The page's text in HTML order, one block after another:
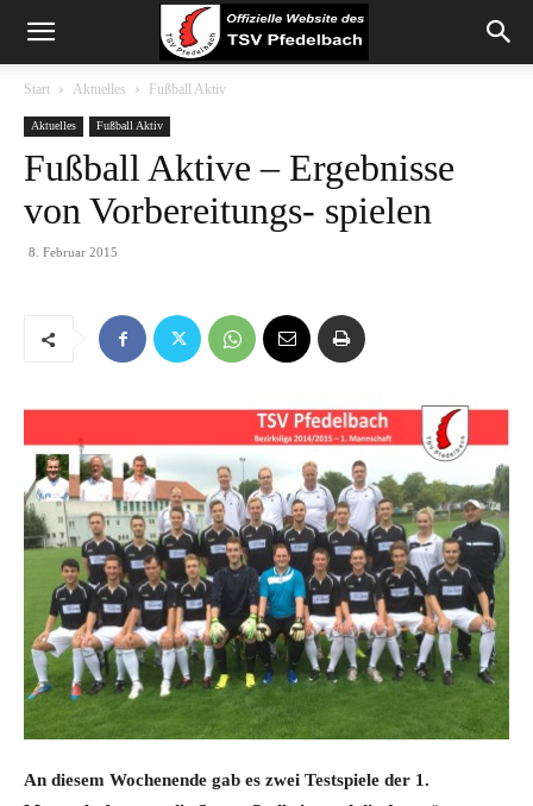
Start Aktuelles Fußball Aktiv
Aktuelles Fußball Aktiv
Fußball Aktive – Ergebnisse
von Vorbereitungs- spielen
8. Februar 2015
An diesem Wochenende gab es zwei Testspiele der 1.